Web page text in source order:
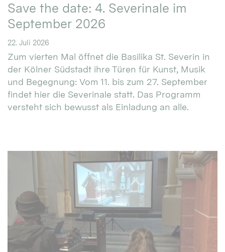
Save the date: 4. Severinale im
September 2026
22. Juli 2026
Zum vierten Mal öffnet die Basilika St. Severin in
der Kölner Südstadt ihre Türen für Kunst, Musik
und Begegnung: Vom 11. bis zum 27. September
findet hier die Severinale statt. Das Programm
versteht sich bewusst als Einladung an alle.